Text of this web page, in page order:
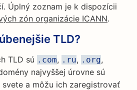
Úplný zoznam je k dispozícii
zón organizácie ICANN.
TLD?
TLD sú .com, .ru, .org,
najvyššej úrovne sú
svete a môžu ich zaregistrovať